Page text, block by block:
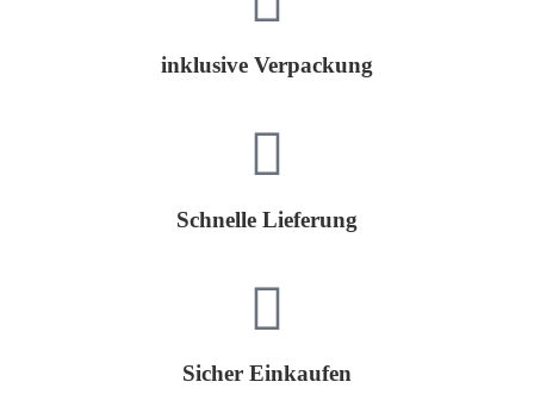
inklusive Verpackung
Schnelle Lieferung
Sicher Einkaufen